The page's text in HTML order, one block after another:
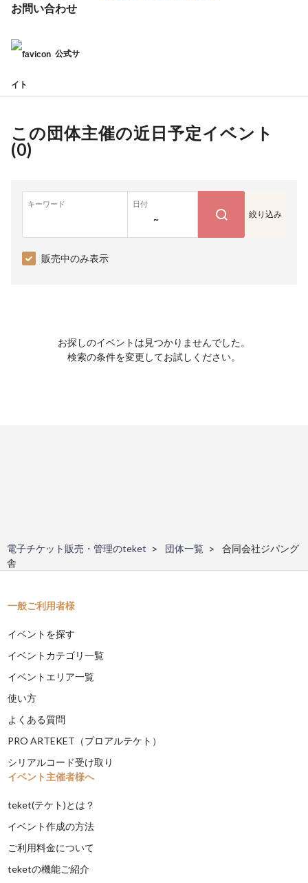
お問い合わせ
公式サ
イト
この団体主催の近日予定イベント
(0)
キーワード 日付
~ 絞り込み
販売中のみ表示
お探しのイベントは見つかりませんでした。
検索の条件を変更してお試しください。
電子チケット販売・管理のteket 団体一覧
合同会社ジパング
舎
一般ご利用者様
イベントを探す
イベントカテゴリ一覧
イベントエリア一覧
使い方
よくある質問
PRO ARTEKET（プロアルテケト）
シリアルコード受け取り
イベント主催者様へ
teket(テケト)とは？
イベント作成の方法
ご利用料金について
teketの機能ご紹介